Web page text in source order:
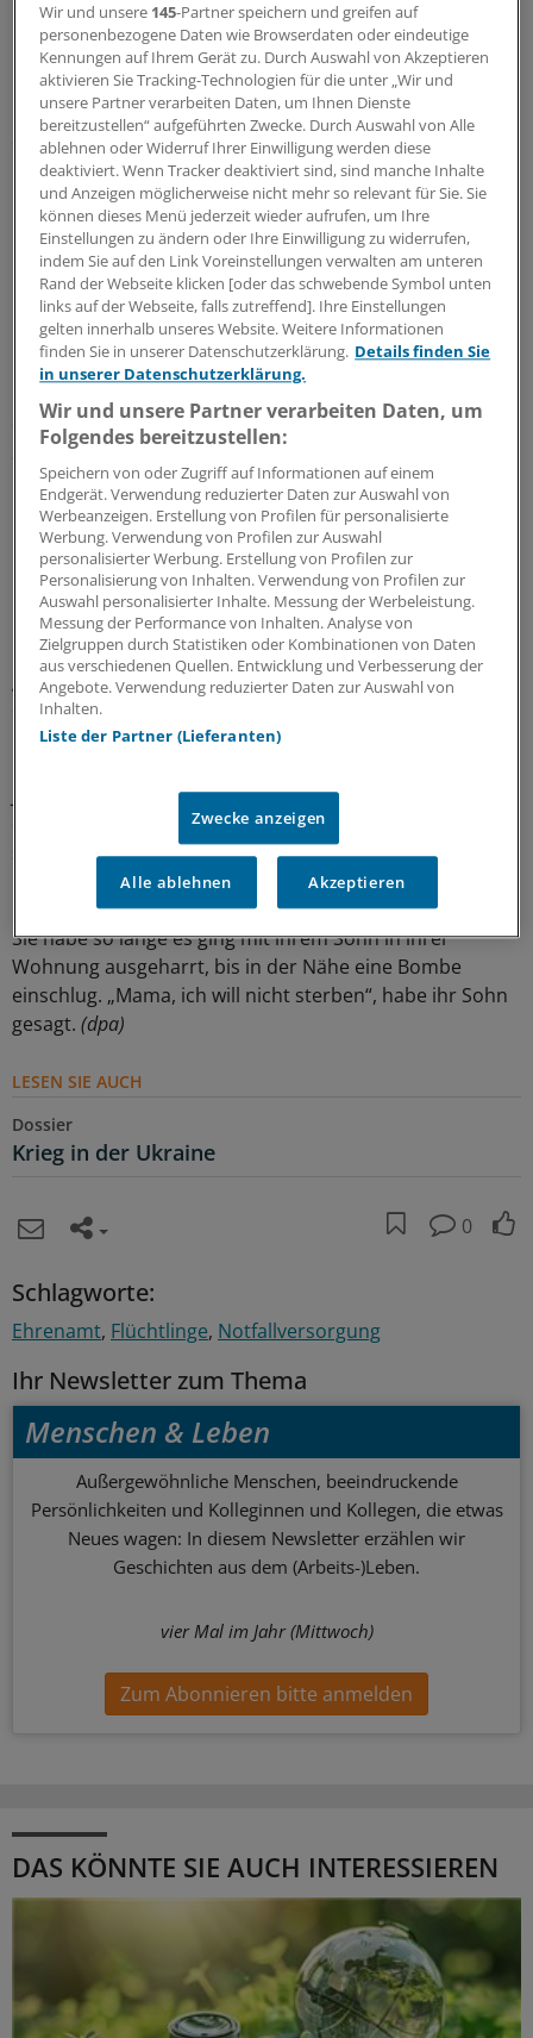
In jeder Station hielten sich rund 100 Menschen auf,
meist ältere und bedürftige. Nachts seien es bis zu
dreimal so viele. „Sie sind seit mehr als 40 Tagen in der
Kälte und Feuchtigkeit und schlafen in Zelten“,
berichtete Lacharité. Die Stadt hatte vor demKriegetwa
1,8 Millionen Einwohner. Etwa 350 000 seien noch vor
Ort.
Bluthochdruck, Infektionen und Angst
Mobile MSF-Kliniken hätten schon mehr als 500
der Ausgangssperre nachts durch die Tunnel von einer
Station zur nächsten, so Lacharité. Die meisten
Menschen hätten Infektionen der Atemwege und
Bluthochdruck. „Selbst in den U-Bahn-Stationen spürt
man die Vibrationen der Bombardierungen“, berichtete
Lacharité.
Kindern und Jugendlichen biete MSF psychologische
Unterstützung. Sie hätten große Angst, ins Freie zu
gehen. Je länger der Krieg dauere, desto größer werde
die Gefahr angstbedingter Verhaltensstörungen.
Jahren, die mit ihrem Sohn in der U-Bahn lebt. „Die Kälte,
der Schlafmangel, all das ist nichts gegen den Krieg“,
sagte sie nach Angaben von MSF. „Wenigstens sind wir
Sie habe so lange es ging mit ihrem Sohn in ihrer
Wohnung ausgeharrt, bis in der Nähe eine Bombe
einschlug. „Mama, ich will nicht sterben“, habe ihr Sohn
gesagt. (dpa)
LESEN SIE AUCH
Dossier
Krieg in der Ukraine
0
Schlagworte:
Ehrenamt Flüchtlinge Notfallversorgung
Ihr Newsletter zum Thema
Menschen & Leben
Außergewöhnliche Menschen, beeindruckende
Persönlichkeiten und Kolleginnen und Kollegen, die etwas
Neues wagen: In diesem Newsletter erzählen wir
Geschichten aus dem (Arbeits-)Leben.
vier Mal im Jahr (Mittwoch)
Zum Abonnieren bitte anmelden
DAS KÖNNTE SIE AUCH INTERESSIEREN
Wir und unsere 145-Partner speichern und greifen auf
personenbezogene Daten wie Browserdaten oder eindeutige
Kennungen auf Ihrem Gerät zu. Durch Auswahl von Akzeptieren
aktivieren Sie Tracking-Technologien für die unter „Wir und
unsere Partner verarbeiten Daten, um Ihnen Dienste
bereitzustellen“ aufgeführten Zwecke. Durch Auswahl von Alle
ablehnen oder Widerruf Ihrer Einwilligung werden diese
deaktiviert. Wenn Tracker deaktiviert sind, sind manche Inhalte
und Anzeigen möglicherweise nicht mehr so relevant für Sie. Sie
können dieses Menü jederzeit wieder aufrufen, um Ihre
Einstellungen zu ändern oder Ihre Einwilligung zu widerrufen,
indem Sie auf den Link Voreinstellungen verwalten am unteren
Rand der Webseite klicken [oder das schwebende Symbol unten
links auf der Webseite, falls zutreffend]. Ihre Einstellungen
gelten innerhalb unseres Website. Weitere Informationen
finden Sie in unserer Datenschutzerklärung. Details finden Sie
in unserer Datenschutzerklärung.
Wir und unsere Partner verarbeiten Daten, um
Folgendes bereitzustellen:
Speichern von oder Zugriff auf Informationen auf einem
Endgerät. Verwendung reduzierter Daten zur Auswahl von
Werbeanzeigen. Erstellung von Profilen für personalisierte
Werbung. Verwendung von Profilen zur Auswahl
personalisierter Werbung. Erstellung von Profilen zur
Personalisierung von Inhalten. Verwendung von Profilen zur
Auswahl personalisierter Inhalte. Messung der Werbeleistung.
Messung der Performance von Inhalten. Analyse von
Zielgruppen durch Statistiken oder Kombinationen von Daten
aus verschiedenen Quellen. Entwicklung und Verbesserung der
Angebote. Verwendung reduzierter Daten zur Auswahl von
Inhalten.
Liste der Partner (Lieferanten)
Zwecke anzeigen
Alle ablehnen Akzeptieren